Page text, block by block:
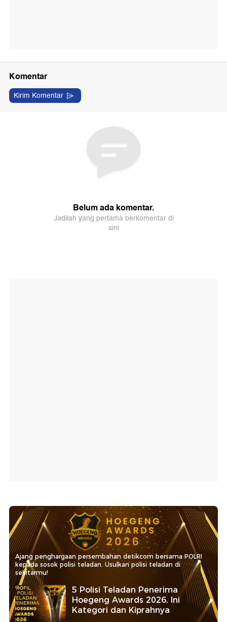
Ajang penghargaan persembahan detikcom bersama POLRI
kepada sosok polisi teladan. Usulkan polisi teladan di
sekitarmu!
5 Polisi Teladan Penerima
Hoegeng Awards 2026, Ini
Kategori dan Kiprahnya